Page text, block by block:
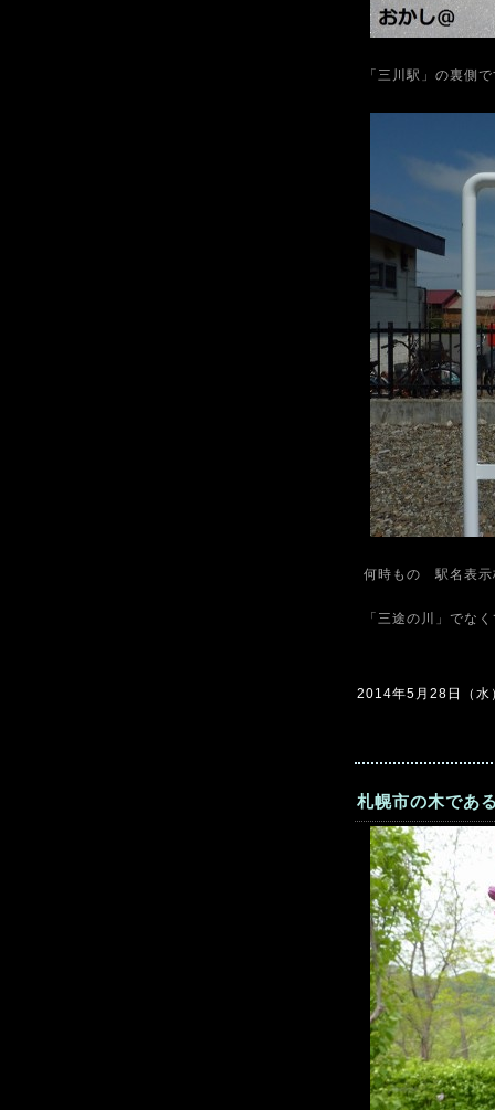
「三川駅」の裏側
何時もの 駅名表
「三途の川」でな
2014年5月28日（
札幌市の木であ